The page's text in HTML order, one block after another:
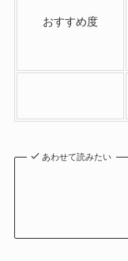
おすすめ度
あわせて読みたい